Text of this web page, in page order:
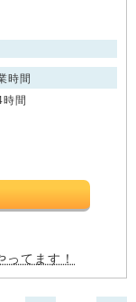
時間
時間
てます！